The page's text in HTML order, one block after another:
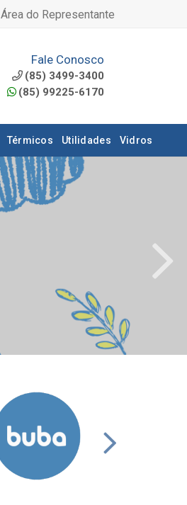
Área do Representante
Fale Conosco
(85) 3499-3400
(85) 99225-6170
Térmicos Utilidades Vidros